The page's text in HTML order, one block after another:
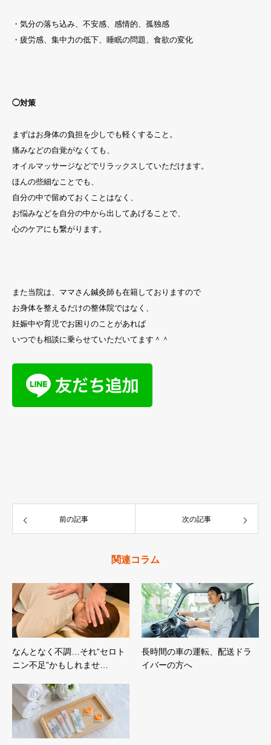
・気分の落ち込み、不安感、感情的、孤独感
・疲労感、集中力の低下、睡眠の問題、食欲の変化
◯対策
まずはお身体の負担を少しでも軽くすること。
痛みなどの自覚がなくても、
オイルマッサージなどでリラックスしていただけます。
ほんの些細なことでも、
自分の中で留めておくことはなく、
お悩みなどを自分の中から出してあげることで、
心のケアにも繋がります。
また当院は、ママさん鍼灸師も在籍しておりますので
お身体を整えるだけの整体院ではなく、
妊娠中や育児でお困りのことがあれば
いつでも相談に乗らせていただいてます＾＾
前の記事 次の記事
関連コラム
なんとなく不調…それ“セロト
ニン不足”かもしれませ…
長時間の車の運転、配送ドラ
イバーの方へ